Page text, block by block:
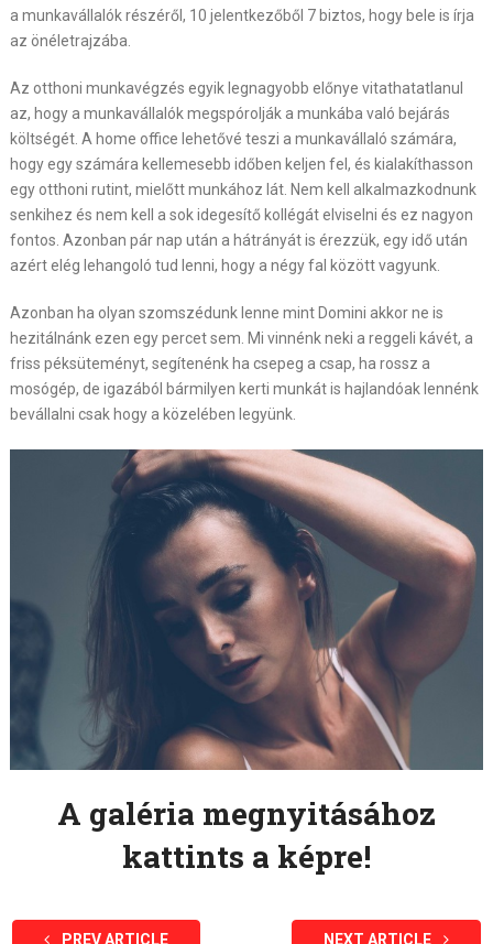
a munkavállalók részéről, 10 jelentkezőből 7 biztos, hogy bele is írja
az önéletrajzába.
Az otthoni munkavégzés egyik legnagyobb előnye vitathatatlanul
az, hogy a munkavállalók megspórolják a munkába való bejárás
költségét. A home office lehetővé teszi a munkavállaló számára,
hogy egy számára kellemesebb időben keljen fel, és kialakíthasson
egy otthoni rutint, mielőtt munkához lát. Nem kell alkalmazkodnunk
senkihez és nem kell a sok idegesítő kollégát elviselni és ez nagyon
fontos. Azonban pár nap után a hátrányát is érezzük, egy idő után
azért elég lehangoló tud lenni, hogy a négy fal között vagyunk.
Azonban ha olyan szomszédunk lenne mint Domini akkor ne is
hezitálnánk ezen egy percet sem. Mi vinnénk neki a reggeli kávét, a
friss péksüteményt, segítenénk ha csepeg a csap, ha rossz a
mosógép, de igazából bármilyen kerti munkát is hajlandóak lennénk
bevállalni csak hogy a közelében legyünk.
A galéria megnyitásához
kattints a képre!
PREV ARTICLE NEXT ARTICLE